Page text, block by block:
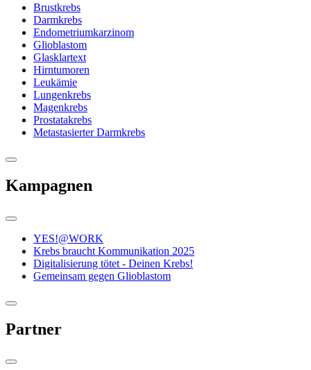
Brustkrebs
Darmkrebs
Endometriumkarzinom
Glioblastom
Glasklartext
Hirntumoren
Leukämie
Lungenkrebs
Magenkrebs
Prostatakrebs
Metastasierter Darmkrebs
Kampagnen
YES!@WORK
Krebs braucht Kommunikation 2025
Digitalisierung tötet - Deinen Krebs!
Gemeinsam gegen Glioblastom
Partner